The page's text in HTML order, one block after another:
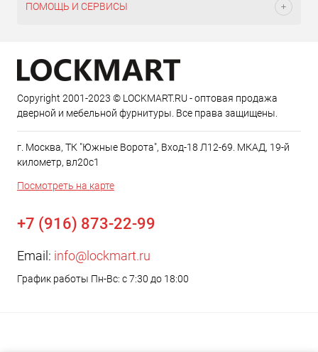
ПОМОЩЬ И СЕРВИСЫ
Copyright 2001-2023 © LOCKMART.RU - оптовая продажа
дверной и мебельной фурнитуры. Все права защищены.
г. Москва, ТК "Южные Ворота", Вход-18 Л12-69. МКАД, 19-й
километр, вл20с1
Посмотреть на карте
+7 (916) 873-22-99
Email: info@lockmart.ru
График работы Пн-Вс: с 7:30 до 18:00